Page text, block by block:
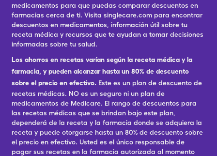
medicamentos para que puedas comparar descuentos en
farmacias cerca de ti. Visita singlecare.com para encontrar
descuentos en medicamentos, información útil sobre tu
receta médica y recursos que te ayudan a tomar decisiones
informadas sobre tu salud.
Los ahorros en recetas varían según la receta médica y la
farmacia, y pueden alcanzar hasta un 80% de descuento
sobre el precio en efectivo. Este es un plan de descuento de
recetas médicas. NO es un seguro ni un plan de
medicamentos de Medicare. El rango de descuentos para
las recetas médicas que se brindan bajo este plan,
dependerá de la receta y la farmacia donde se adquiera la
receta y puede otorgarse hasta un 80% de descuento sobre
el precio en efectivo. Usted es el único responsable de
pagar sus recetas en la farmacia autorizada al momento